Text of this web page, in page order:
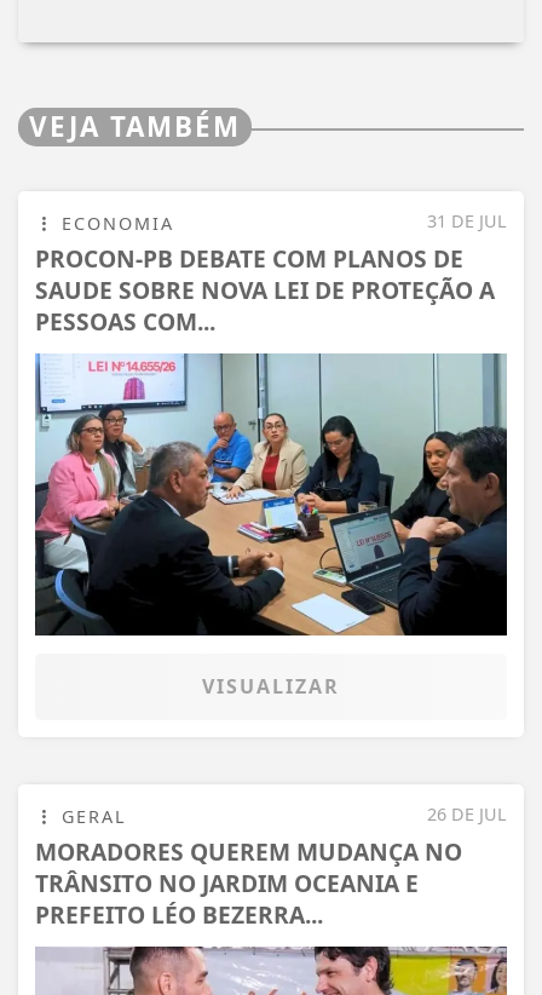
VEJA TAMBÉM
31 DE JUL
ECONOMIA
PROCON-PB DEBATE COM PLANOS DE
SAUDE SOBRE NOVA LEI DE PROTEÇÃO A
PESSOAS COM...
VISUALIZAR
26 DE JUL
GERAL
MORADORES QUEREM MUDANÇA NO
TRÂNSITO NO JARDIM OCEANIA E
PREFEITO LÉO BEZERRA...